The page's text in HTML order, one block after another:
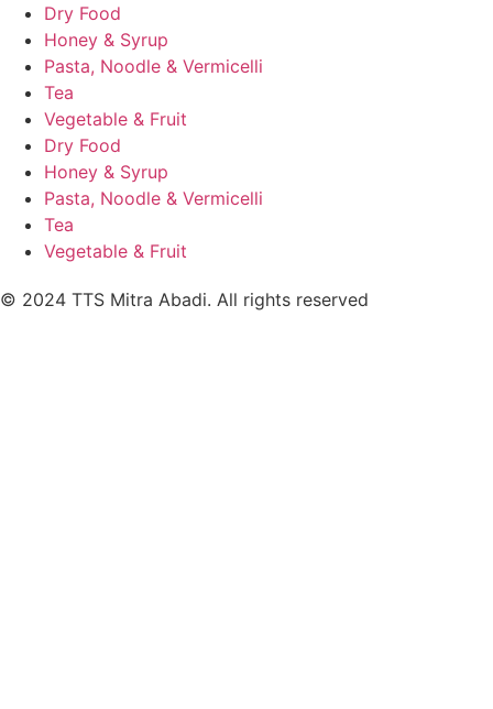
Dry Food
Honey & Syrup
Pasta, Noodle & Vermicelli
Tea
Vegetable & Fruit
Dry Food
Honey & Syrup
Pasta, Noodle & Vermicelli
Tea
Vegetable & Fruit
© 2024 TTS Mitra Abadi. All rights reserved